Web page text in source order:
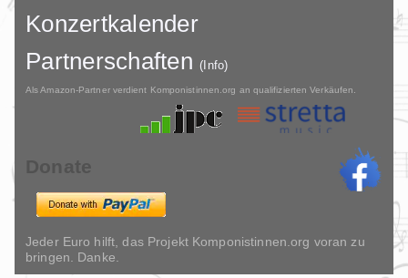
Konzertkalender
Partnerschaften(Info)
Als Amazon-Partner verdient Komponistinnen.org an qualifizierten Verkäufen.
Donate
Jeder Euro hilft, das Projekt Komponistinnen.org voran zu
bringen. Danke.